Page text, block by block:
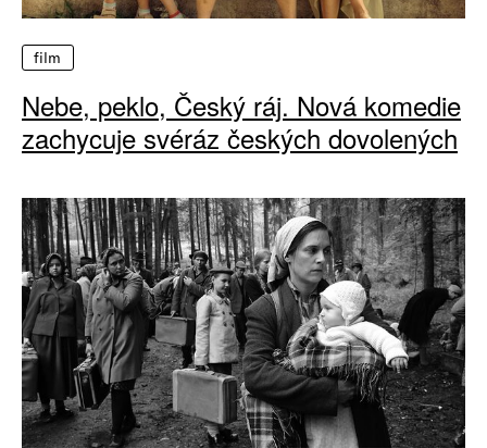
film
Nebe, peklo, Český ráj. Nová komedie
zachycuje svéráz českých dovolených